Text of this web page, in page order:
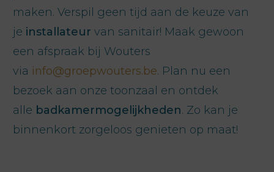
maken. Verspil geen tijd aan de keuze van
je installateur van sanitair! Maak gewoon
een afspraak bij Wouters
via info@groepwouters.be. Plan nu een
bezoek aan onze toonzaal en ontdek
alle badkamermogelijkheden. Zo kan je
binnenkort zorgeloos genieten op maat!